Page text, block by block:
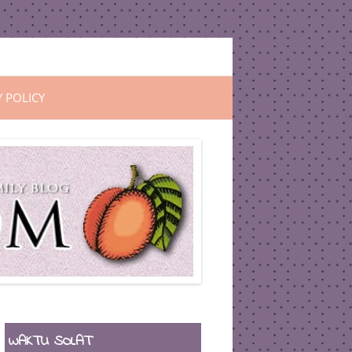
POLICY
WAKTU SOLAT